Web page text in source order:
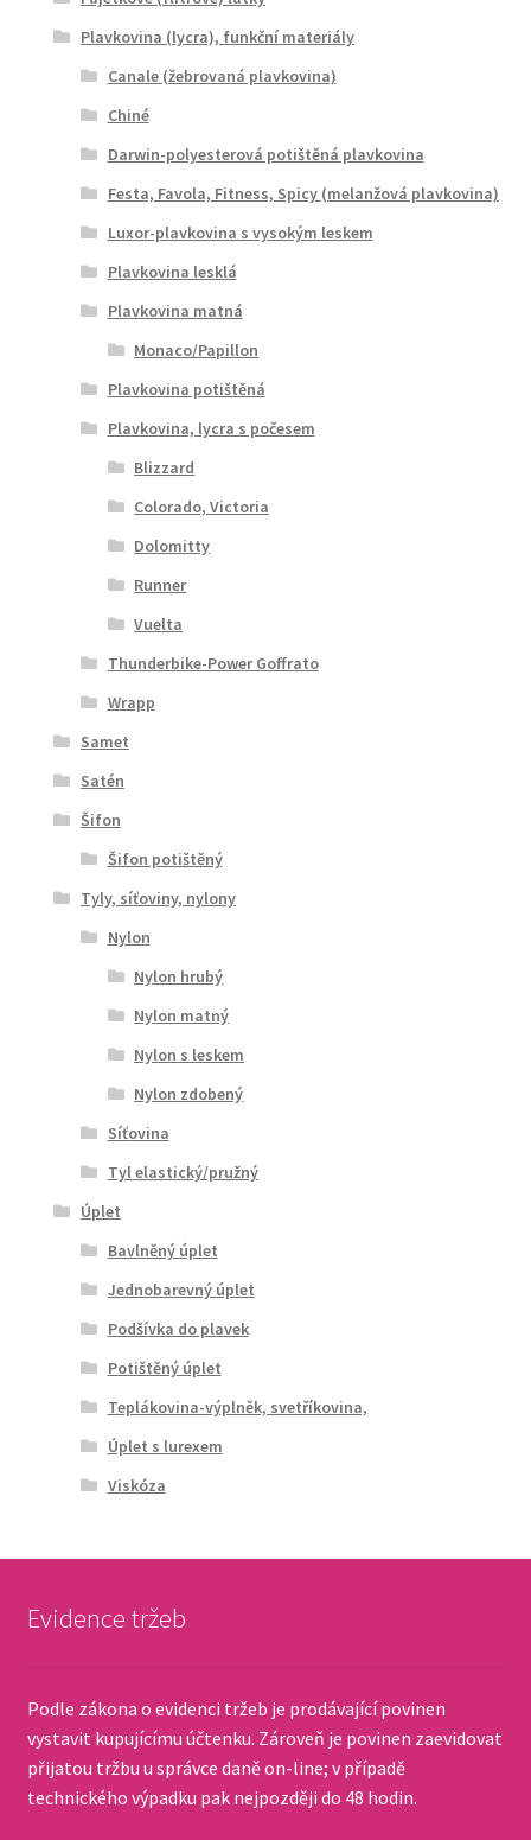
Plavkovina (lycra), funkční materiály
Canale (žebrovaná plavkovina)
Chiné
Darwin-polyesterová potištěná plavkovina
Festa, Favola, Fitness, Spicy (melanžová plavkovina)
Luxor-plavkovina s vysokým leskem
Plavkovina lesklá
Plavkovina matná
Monaco/Papillon
Plavkovina potištěná
Plavkovina, lycra s počesem
Blizzard
Colorado, Victoria
Dolomitty
Runner
Vuelta
Thunderbike-Power Goffrato
Wrapp
Samet
Satén
Šifon
Šifon potištěný
Tyly, síťoviny, nylony
Nylon
Nylon hrubý
Nylon matný
Nylon s leskem
Nylon zdobený
Síťovina
Tyl elastický/pružný
Úplet
Bavlněný úplet
Jednobarevný úplet
Podšívka do plavek
Potištěný úplet
Teplákovina-výplněk, svetříkovina,
Úplet s lurexem
Viskóza
Evidence tržeb
Podle zákona o evidenci tržeb je prodávající povinen
vystavit kupujícímu účtenku. Zároveň je povinen zaevidovat
přijatou tržbu u správce daně on-line; v případě
technického výpadku pak nejpozději do 48 hodin.